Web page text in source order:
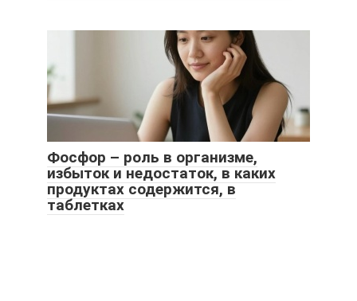
Фосфор – роль в организме,
избыток и недостаток, в каких
продуктах содержится, в
таблетках